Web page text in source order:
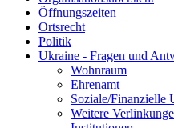
Öffnungszeiten
Ortsrecht
Politik
Ukraine - Fragen und
Wohnraum
Ehrenamt
Soziale/Finanzielle
Weitere